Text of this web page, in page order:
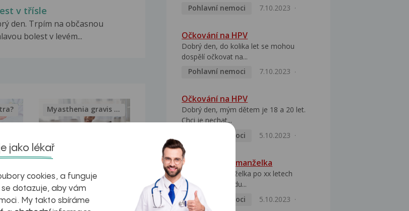
v třísle
den. Trpím na občasnou
bolest v levém...
a
Inovativní
léčba
Myasthenia gravis – vše, co...
Pohlavní nemoci
7.10.2023
Očkování na HPV
Dobrý den, do kolika let se mohou
dospělí očkovat na...
Pohlavní nemoci
7.10.2023
Očkování na HPV
Dobrý den, mým dětem je 18 a 20 let.
Chci je nechat...
Pohlavní nemoci
5.10.2023
HPV pozitivní manželka
Dobrý den, manželka po xx letech
přivezla z Východu...
Pohlavní nemoci
5.10.2023
jako lékař
cookies, a funguje
dotazuje, aby vám
My takto sbíráme